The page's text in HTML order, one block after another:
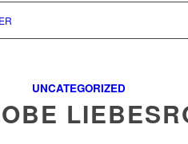
UNCATEGORIZED